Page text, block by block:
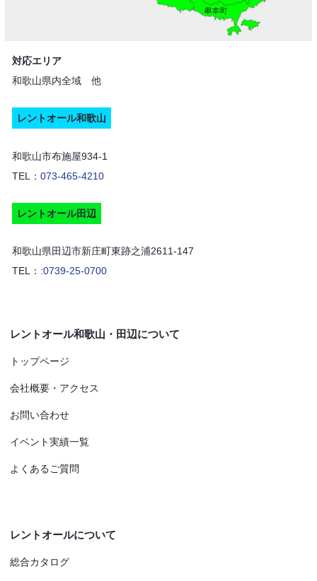
対応エリア
和歌山県内全域 他
レントオール和歌山
和歌山市布施屋934-1
TEL： 073-465-4210
レントオール田辺
和歌山県田辺市新庄町東跡之浦2611-147
TEL：:0739-25-0700
レントオール和歌山・田辺について
トップページ
会社概要・アクセス
お問い合わせ
イベント実績一覧
よくあるご質問
レントオールについて
総合カタログ